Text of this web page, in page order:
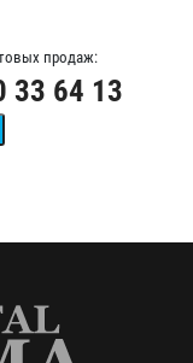
продаж:
33 64 13